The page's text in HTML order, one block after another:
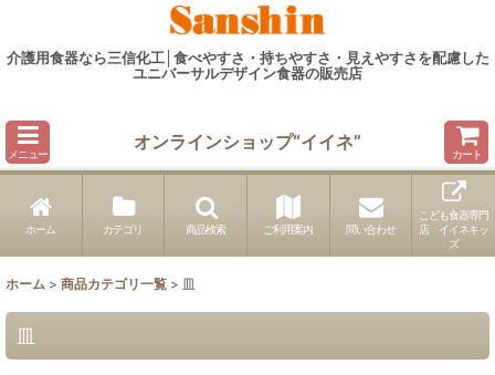
介護用食器なら三信化工│食べやすさ・持ちやすさ・見えやすさを配慮した
ユニバーサルデザイン食器の販売店
メニュー
オンラインショップ“イイネ”
カート
ホーム カテゴリ 商品検索 ご利用案内 問い合わせ
こども食器専門
店 イイネキッ
ズ
ホーム > 商品カテゴリ一覧 > 皿
皿